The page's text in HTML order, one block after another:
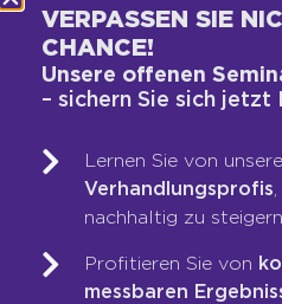
Team
Unsere Werte
Auszeichnungen
Karriere
Franchise
Shop
VERPASSEN SIE
CHANCE!
Unsere offenen
– sichern Sie sich jetzt
Lernen Sie von
Verhandlungsprofis
nachhaltig zu
Profitieren Sie von
messbaren